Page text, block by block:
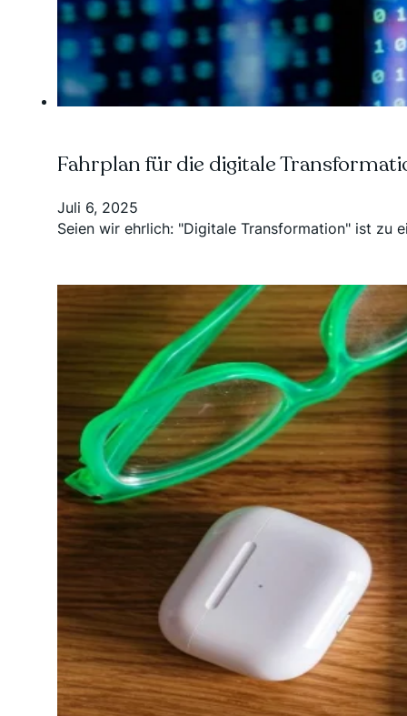
Fahrplan für die digitale
Juli 6, 2025
Seien wir ehrlich: "Digitale Transformation" ist zu